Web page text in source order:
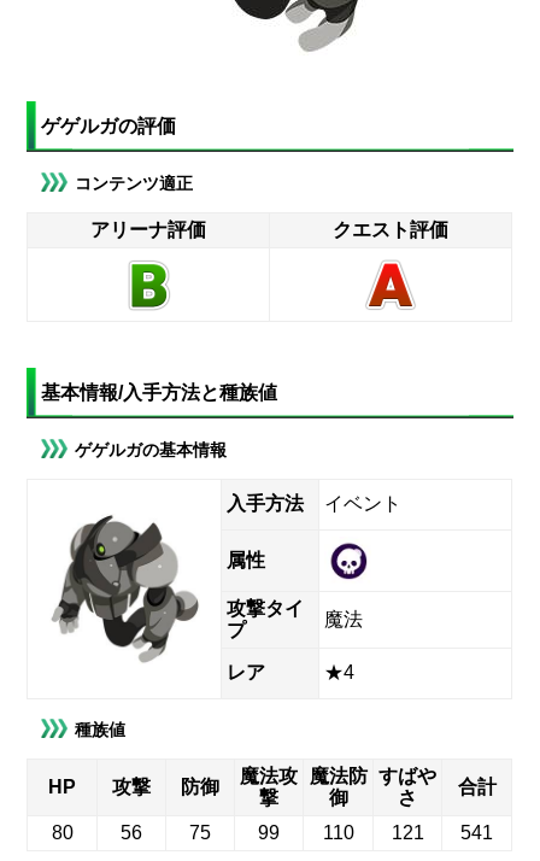
ゲゲルガの評価
コンテンツ適正
アリーナ評価 クエスト評価
基本情報/入手方法と種族値
ゲゲルガの基本情報
入手方法 イベント
属性
攻撃タイ
プ
魔法
レア ★4
種族値
HP 攻撃 防御
魔法攻
撃
魔法防
御
すばや
さ
合計
80 56 75 99 110 121 541